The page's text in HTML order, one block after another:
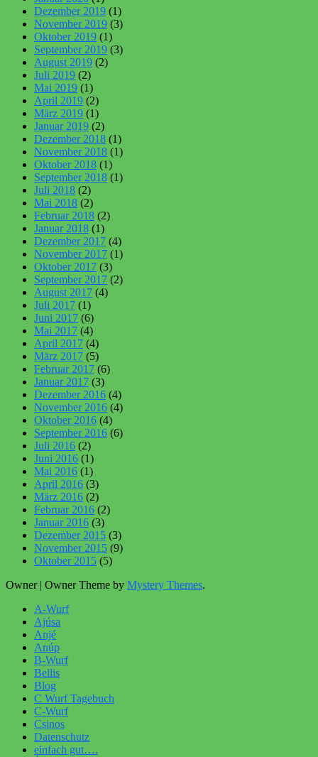
Dezember 2019 (1)
November 2019 (3)
Oktober 2019 (1)
September 2019 (3)
August 2019 (2)
Juli 2019 (2)
Mai 2019 (1)
April 2019 (2)
März 2019 (1)
Januar 2019 (2)
Dezember 2018 (1)
November 2018 (1)
Oktober 2018 (1)
September 2018 (1)
Juli 2018 (2)
Mai 2018 (2)
Februar 2018 (2)
Januar 2018 (1)
Dezember 2017 (4)
November 2017 (1)
Oktober 2017 (3)
September 2017 (2)
August 2017 (4)
Juli 2017 (1)
Juni 2017 (6)
Mai 2017 (4)
April 2017 (4)
März 2017 (5)
Februar 2017 (6)
Januar 2017 (3)
Dezember 2016 (4)
November 2016 (4)
Oktober 2016 (4)
September 2016 (6)
Juli 2016 (2)
Juni 2016 (1)
Mai 2016 (1)
April 2016 (3)
März 2016 (2)
Februar 2016 (2)
Januar 2016 (3)
Dezember 2015 (3)
November 2015 (9)
Oktober 2015 (5)
Owner | Owner Theme by Mystery Themes.
A-Wurf
Ajúsa
Anjé
Anúp
B-Wurf
Bellis
Blog
C Wurf Tagebuch
C-Wurf
Csinos
Datenschutz
einfach gut….